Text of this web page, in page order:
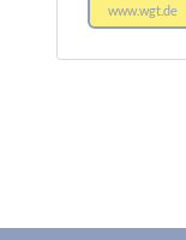
www.wgt.de